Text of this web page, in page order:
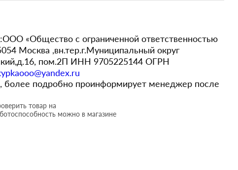
«Общество с ограниченной ответственностью
Москва ,вн.тер.г.Муниципальный округ
пом.2П ИНН 9705225144 ОГРН
более подробно проинформирует менеджер после
товар на
можно в магазине